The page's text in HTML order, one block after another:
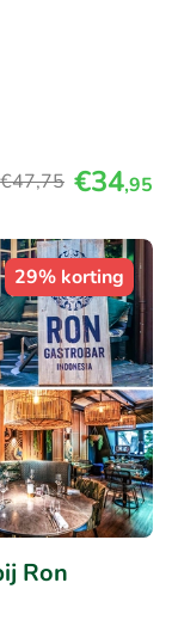
€47,75 €34,95
29% korting
Ron